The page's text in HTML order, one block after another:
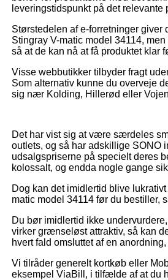
leveringstidspunkt på det relevante
Størstedelen af e-forretninger
Stingray V-matic model 34114,
så at de kan nå at få produktet klar
Visse webbutikker tilbyder fragt
Som alternativ kunne du overveje
sig nær Kolding, Hillerød eller
Det har vist sig at være særdeles
outlets, og så har adskillige SONO
udsalgspriserne på specielt deres
kolossalt, og endda nogle gange
Dog kan det imidlertid blive
matic model 34114 før du bestiller,
Du bør imidlertid ikke
virker grænseløst attraktiv, så kan
hvert fald omsluttet af en
Vi tilråder generelt kortkøb eller
eksempel ViaBill, i tilfælde af at du